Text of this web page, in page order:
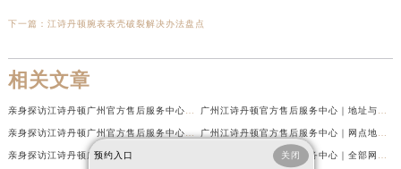
下一篇： 江诗丹顿腕表表壳破裂解决办法盘点
相关文章
预约入口 关闭